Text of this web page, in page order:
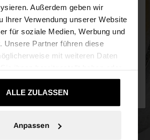
Außerdem geben wir
Ihrer Verwendung unserer Website
für soziale Medien, Werbung und
Unsere Partner führen diese
mit weiteren Daten
Ihrer Nutzung der Dienste
ALLE ZULASSEN
Anpassen
auf die Website zu.
United States Website
Ja, bringen Sie mich zu
United States